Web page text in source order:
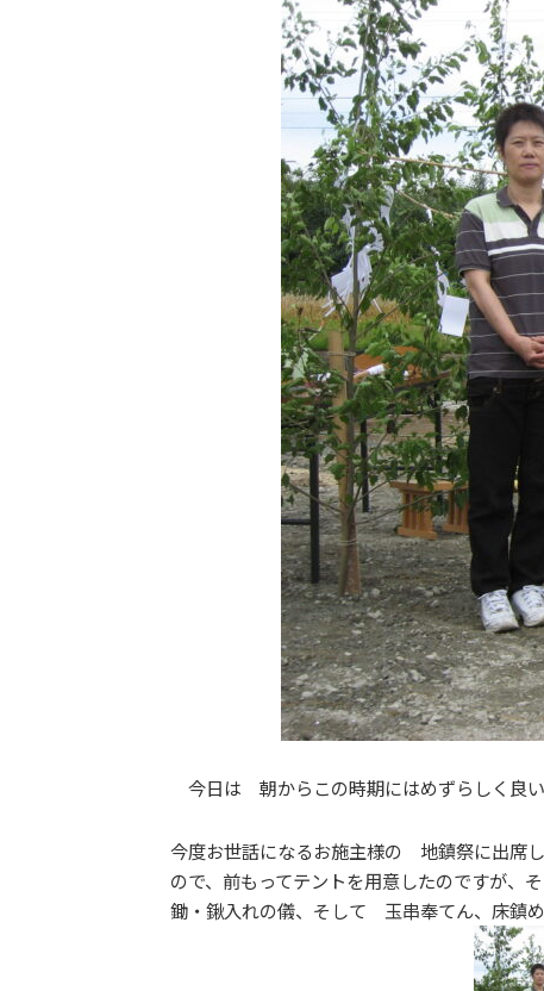
今日は 朝からこの時期にはめずらしく良い
今度お世話になるお施主様の 地鎮祭に出
ので、前もってテントを用意したのですが
鋤・鍬入れの儀、そして 玉串奉てん、床